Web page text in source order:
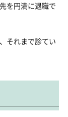
を円満に退職で
それまで診てい